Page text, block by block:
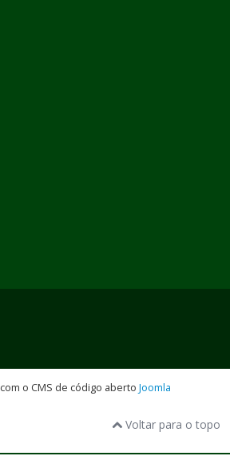
o CMS de código aberto Joomla
Voltar para o topo